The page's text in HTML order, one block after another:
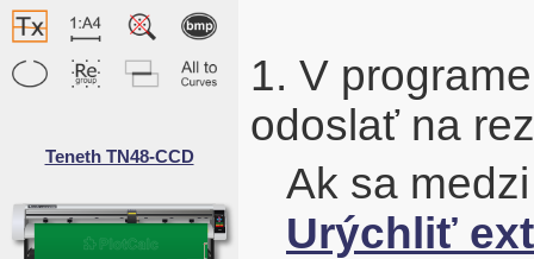
Teneth TN48-CCD
1. V
odoslať na
Ak sa
Urýchliť